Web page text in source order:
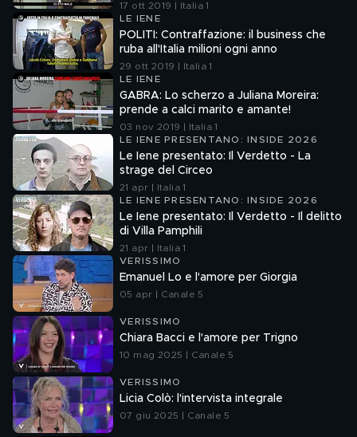
17 ott 2019 | Italia 1
LE IENE
POLITI: Contraffazione: il business che
ruba all'Italia milioni ogni anno
29 ott 2019 | Italia 1
LE IENE
GABRA: Lo scherzo a Juliana Moreira:
prende a calci marito e amante!
03 nov 2019 | Italia 1
LE IENE PRESENTANO: INSIDE 2026
Le Iene presentato: Il Verdetto - La
strage del Circeo
21 apr | Italia 1
LE IENE PRESENTANO: INSIDE 2026
Le Iene presentato: Il Verdetto - Il delitto
di Villa Pamphili
21 apr | Italia 1
VERISSIMO
Emanuel Lo e l'amore per Giorgia
05 apr | Canale 5
VERISSIMO
Chiara Bacci e l'amore per Trigno
10 mag 2025 | Canale 5
VERISSIMO
Licia Colò: l'intervista integrale
07 giu 2025 | Canale 5